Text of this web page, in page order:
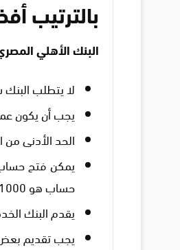
بالترتيب
البنك الأهلي
لا يتطلب
يجب أن يكون عمر الطفل
الحد الأدنى من
حساب هو 1000 جنيه، ويُفتح الحساب بحضانة الأم والأب فقط.
يقدم البنك
يجب تقديم بعض